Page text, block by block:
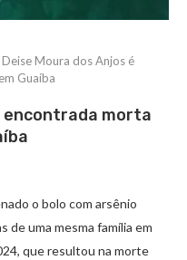
Deise Moura dos Anjos é
Guaíba
encontrada morta
o bolo com arsênio
de uma mesma família em
que resultou na morte